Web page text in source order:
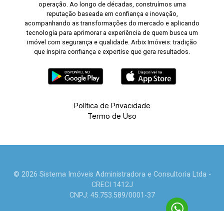
operação. Ao longo de décadas, construímos uma
reputação baseada em confiança e inovação,
acompanhando as transformações do mercado e aplicando
tecnologia para aprimorar a experiência de quem busca um
imóvel com segurança e qualidade. Arbix Imóveis: tradição
que inspira confiança e expertise que gera resultados.
Política de Privacidade
Termo de Uso
© 2026 Sistema Imóveis Administradora e Consultoria Ltda -
CRECI 1412J
CNPJ: 45.753.589/0001-37